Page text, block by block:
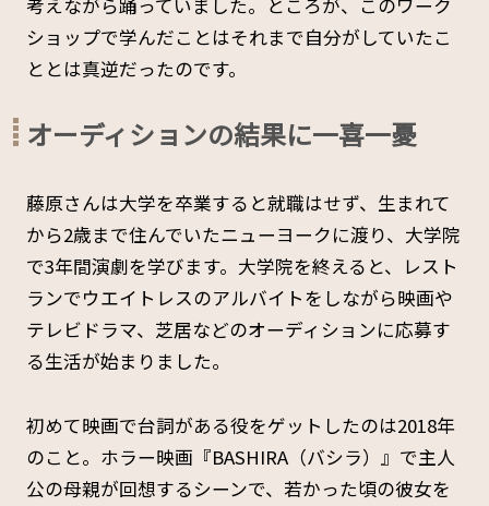
ショップで学んだことはそれまで自分がしていたこ
ととは真逆だったのです。
オーディションの結果に一喜一憂
藤原さんは大学を卒業すると就職はせず、生まれて
から2歳まで住んでいたニューヨークに渡り、大学院
で3年間演劇を学びます。大学院を終えると、レスト
ランでウエイトレスのアルバイトをしながら映画や
テレビドラマ、芝居などのオーディションに応募す
る生活が始まりました。
初めて映画で台詞がある役をゲットしたのは2018年
のこと。ホラー映画『BASHIRA（バシラ）』で主人
公の母親が回想するシーンで、若かった頃の彼女を